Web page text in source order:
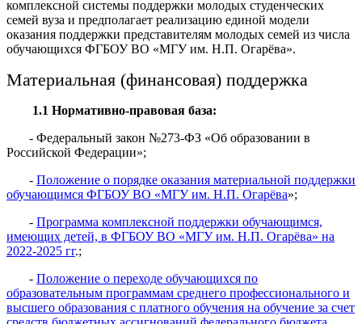
комплексной системы поддержки молодых студенческих
семей вуза и предполагает реализацию единой модели
оказания поддержки представителям молодых семей из числа
обучающихся ФГБОУ ВО «МГУ им. Н.П. Огарёва».
Материальная (финансовая) поддержка
1.1 Нормативно-правовая база:
- Федеральный закон №273-ФЗ «Об образовании в
Российской Федерации»;
- Положение о порядке оказания материальной поддержки
обучающимся ФГБОУ ВО «МГУ им. Н.П. Огарёва»;
- Программа комплексной поддержки обучающимся,
имеющих детей, в ФГБОУ ВО «МГУ им. Н.П. Огарёва» на
2022-2025 гг.;
- Положение о переходе обучающихся по
образовательным программам среднего профессионального и
высшего образования с платного обучения на обучение за счет